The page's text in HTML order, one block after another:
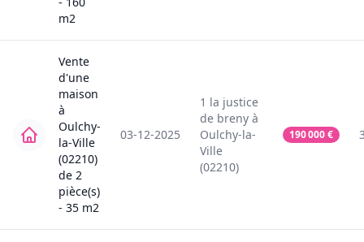
m2
Vente
d'une
maison
à
Oulchy-
la-Ville
(02210)
de 2
pièce(s)
- 35 m2
03-12-2025
1 la justice
de breny à
Oulchy-la-
Ville
(02210)
190 000€